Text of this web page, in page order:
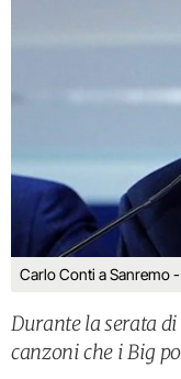
Carlo Conti a Sanremo
Durante la serata
canzoni che i Big